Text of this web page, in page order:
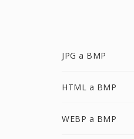
JPG a BMP
HTML a BMP
WEBP a BMP